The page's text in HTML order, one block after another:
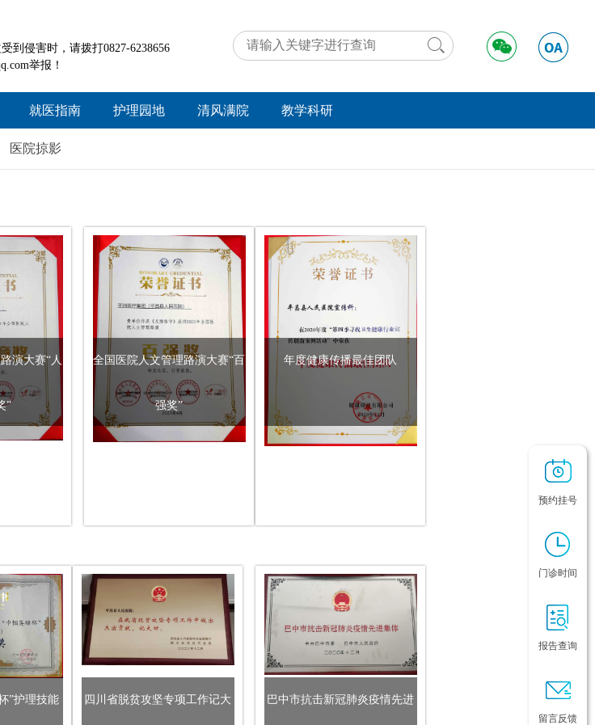
预约挂号
门诊时间
报告查询
留言反馈
到侵害时，请拨打0827-6238656
举报！
就医指南
就医须知
门诊时间
诊疗项目查询
住院指南
药品信息查询
医疗保险
当天挂号
费用查询
留言反馈
护理园地
护理资讯
清风满院
好人好事
投诉举报
教学科研
学术交流
资料下载
实习进修
医院掠影
演大赛“人
”
全国医院人文管理路演大赛“百
强奖”
年度健康传播最佳团队
”护理技能 四川省脱贫攻坚专项工作记大 巴中市抗击新冠肺炎疫情先进